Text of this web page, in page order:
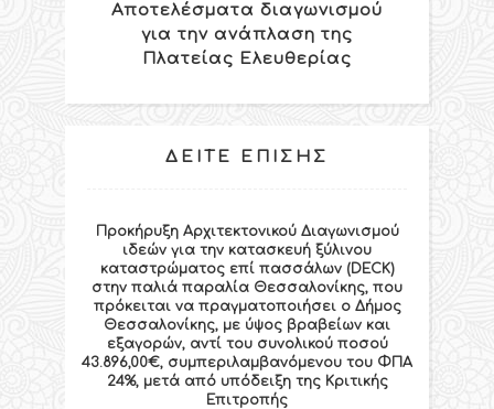
Αποτελέσματα διαγωνισμού
για την ανάπλαση της
Πλατείας Ελευθερίας
ΔΕΊΤΕ ΕΠΊΣΗΣ
Προκήρυξη Αρχιτεκτονικού Διαγωνισμού
ιδεών για την κατασκευή ξύλινου
καταστρώματος επί πασσάλων (DECK)
στην παλιά παραλία Θεσσαλονίκης, που
πρόκειται να πραγματοποιήσει ο Δήμος
Θεσσαλονίκης, με ύψος βραβείων και
εξαγορών, αντί του συνολικού ποσού
43.896,00€, συμπεριλαμβανόμενου του ΦΠΑ
24%, μετά από υπόδειξη της Κριτικής
Επιτροπής